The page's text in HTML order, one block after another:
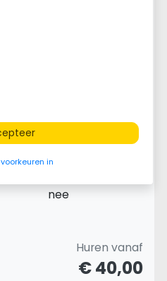
750 kg
498 kg
nee
Huren vanaf
€ 40,00
in